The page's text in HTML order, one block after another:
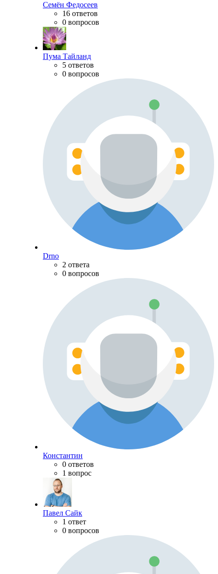
Семён Федосеев
16 ответов
0 вопросов
Пума Тайланд
5 ответов
0 вопросов
Drno
2 ответа
0 вопросов
Константин
0 ответов
1 вопрос
Павел Сайк
1 ответ
0 вопросов